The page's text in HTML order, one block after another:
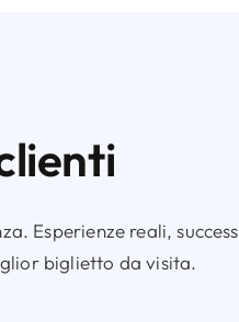
Esperienze reali,
biglietto da visita.